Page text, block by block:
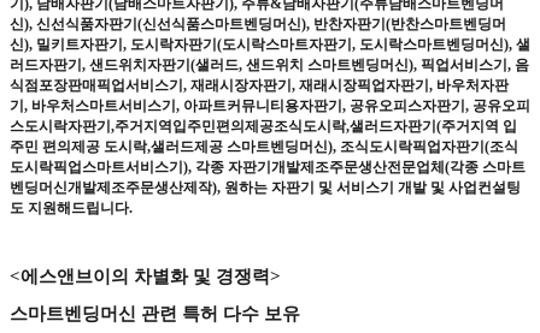
기 ), 담배자판기 (담배스마트자판기 ), 주류&담배자판기 (주류담배스마트벤딩머
신), 신선식품자판기 (신선식품스마트벤딩머신), 반찬자판기 (반찬스마트벤딩머
신), 밀키트자판기 , 도시락자판기 (도시락스마트자판기 , 도시락스마트벤딩머신), 샐
러드자판기 , 샌드위치자판기 (샐러드, 샌드위치 스마트벤딩머신), 픽업서비스기 , 음
식점포장판매픽업서비스기 , 재래시장자판기 , 재래시장픽업자판기 , 바우처자판
기 , 바우처스마트서비스기 , 아파트커뮤니티용자판기 , 공유오피스자판기 , 공유오피
스도시락자판기 ,주거지역입주민편의제공조식도시락,샐러드자판기 (주거지역 입
주민 편의제공 도시락,샐러드제공 스마트벤딩머신), 조식도시락픽업자판기 (조식
도시락픽업스마트서비스기 ), 각종 자판기개발제조주문생산전문업체 (각종 스마트
벤딩머신개발제조주문생산제작), 원하는 자판기 및 서비스기 개발 및 사업컨설팅
도 지원해드립니다.
<에스앤브이의 차별화 및 경쟁력>
스마트벤딩머신 관련 특허 다수 보유